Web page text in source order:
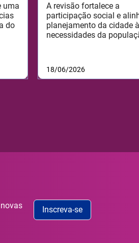
uma
do
A revisão fortalece a
participação social e
planejamento da cidade
necessidades da
18/06/2026
Inscreva-se